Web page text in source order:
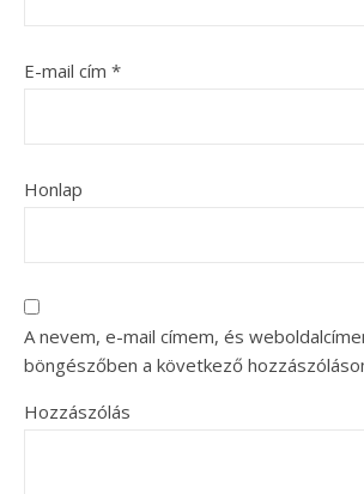
E-mail cím *
Honlap
A nevem, e-mail címem, és
böngészőben a következő
Hozzászólás